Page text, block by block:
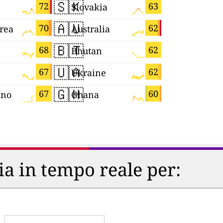
72
70
68
67
67
🇸🇰 63
Slovakia
🇦🇺 62
Australia
🇧🇹 62
Bhutan
🇺🇦 62
Ukraine
🇬🇭 60
Ghana
in tempo reale per: